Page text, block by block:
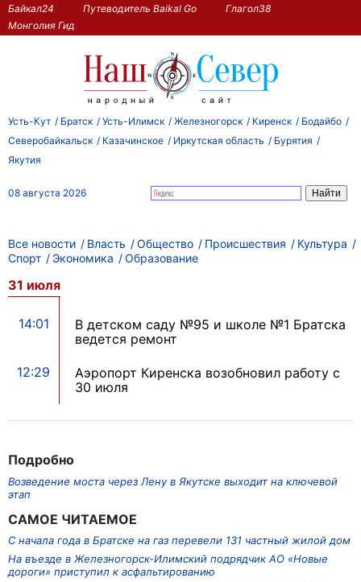
Байкал24 Путеводитель Baikal Go
Глагол38
Монголия Гид
Усть-Кут Братск Усть-Илимск Железногорск Киренск
Бодайбо
Северобайкальск
Казачинское Иркутская область
Бурятия
Якутия
08 августа 2026
Подробно
Возведение моста через Лену в Якутске выходит на ключевой
этап
САМОЕ ЧИТАЕМОЕ
С начала года в Братске на газ перевели 131 частный жилой дом
На въезде в Железногорск-Илимский подрядчик АО «Новые
дороги» приступил к асфальтированию
Все новости Власть Общество Происшествия
Культура
Спорт
Экономика Образование
31 июля
14:01
В детском саду №95 и школе №1 Братска
ведется ремонт
12:29
Аэропорт Киренска возобновил работу с
30 июля